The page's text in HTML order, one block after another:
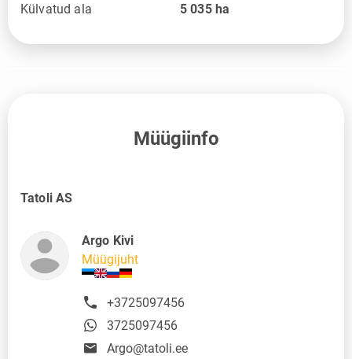
Külvatud ala 5 035 ha
Müügiinfo
Tatoli AS
Argo Kivi
Müügijuht
+3725097456
3725097456
Argo@tatoli.ee